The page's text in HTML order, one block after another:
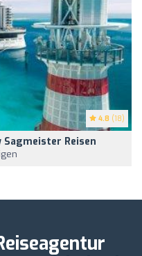
4.8 (18)
Reisen